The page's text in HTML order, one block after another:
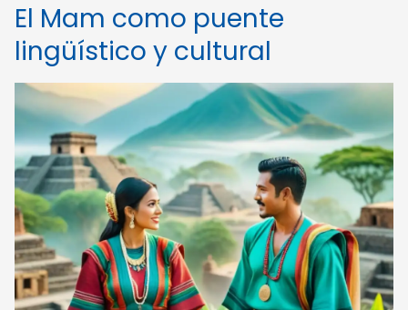
El Mam como puente
lingüístico y cultural